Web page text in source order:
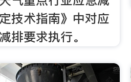
技术指南》中对应
排要求执行。